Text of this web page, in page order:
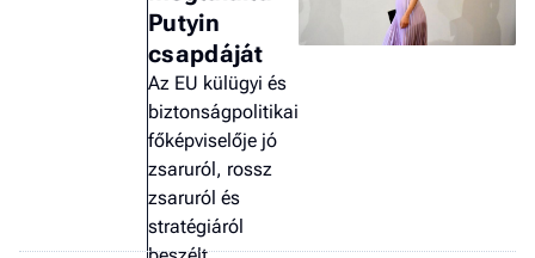
Putyin
csapdáját
Az EU külügyi és
biztonságpolitikai
főképviselője jó
zsaruról, rossz
zsaruról és
stratégiáról